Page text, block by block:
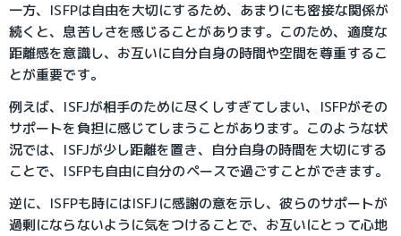
一方、ISFPは自由を大切にするため、あまりにも密接な関係が
続くと、息苦しさを感じることがあります。このため、適度な
距離感を意識し、お互いに自分自身の時間や空間を尊重するこ
とが重要です。
例えば、ISFJが相手のために尽くしすぎてしまい、ISFPがその
サポートを負担に感じてしまうことがあります。このような状
況では、ISFJが少し距離を置き、自分自身の時間を大切にする
ことで、ISFPも自由に自分のペースで過ごすことができます。
逆に、ISFPも時にはISFJに感謝の意を示し、彼らのサポートが
過剰にならないように気をつけることで、お互いにとって心地